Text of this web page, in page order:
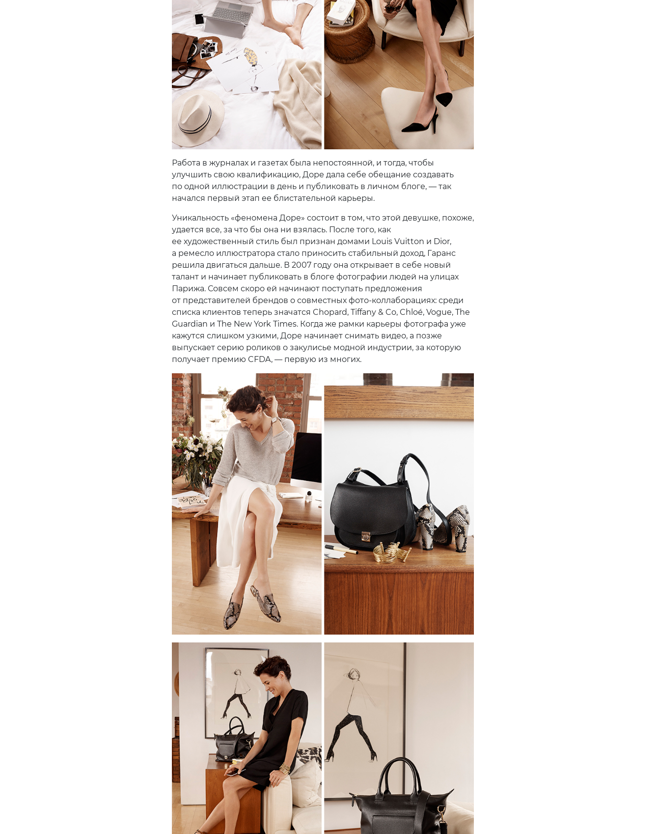
Работа в журналах и газетах была непостоянной, и тогда, чтобы
улучшить свою квалификацию, Доре дала себе обещание создавать
по одной иллюстрации в день и публиковать в личном блоге, — так
начался первый этап ее блистательной карьеры.
Уникальность «феномена Доре» состоит в том, что этой девушке, похоже,
удается все, за что бы она ни взялась. После того, как
ее художественный стиль был признан домами Louis Vuitton и Dior,
а ремесло иллюстратора стало приносить стабильный доход, Гаранс
решила двигаться дальше. В 2007 году она открывает в себе новый
талант и начинает публиковать в блоге фотографии людей на улицах
Парижа. Совсем скоро ей начинают поступать предложения
от представителей брендов о совместных фото-коллаборациях: среди
списка клиентов теперь значатся Chopard, Tiffany & Co, Chloé, Vogue, The
Guardian и The New York Times. Когда же рамки карьеры фотографа уже
кажутся слишком узкими, Доре начинает снимать видео, а позже
выпускает серию роликов о закулисье модной индустрии, за которую
получает премию CFDA, — первую из многих.